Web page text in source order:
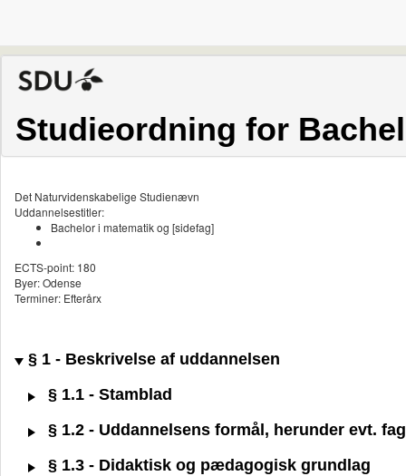
Studieordning for
Det Naturvidenskabelige Studienævn
Uddannelsestitler:
Bachelor i matematik og [sidefag]
ECTS-point: 180
Byer: Odense
Terminer: Efterårx
§ 1 - Beskrivelse af uddannelsen
§ 1.1 - Stamblad
§ 1.2 - Uddannelsens formål, herunder evt.
§ 1.3 - Didaktisk og pædagogisk grundlag